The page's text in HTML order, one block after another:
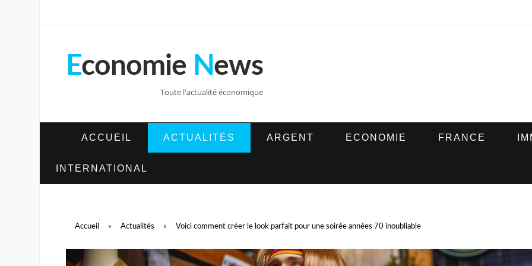
Economie News
Toute l'actualité économique
ACCUEIL ACTUALITÉS ARGENT ECONOMIE FRANCE
INTERNATIONAL
Accueil » Actualités » Voici comment créer le look parfait pour une soirée années 70 inoubliable